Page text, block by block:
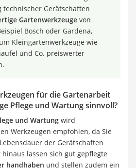
technischer Gerätschaften
Gartenwerkzeuge von
Bosch oder Gardena,
Kleingartenwerkzeuge wie
und Co. preiswerter
für die Gartenarbeit
Pflege und Wartung sinnvoll?
und Wartung wird
Werkzeugen empfohlen, da Sie
der Gerätschaften
lassen sich gut gepflegte
handhaben und stellen zudem ein